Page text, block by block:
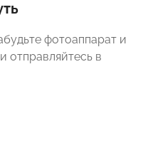
фотоаппарат и
отправляйтесь в